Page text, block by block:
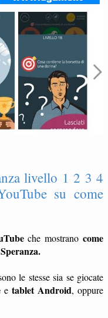
livello 1 2 3 4
su come
che mostranocome
le stesse sia se giocate
e tablet Android, oppure